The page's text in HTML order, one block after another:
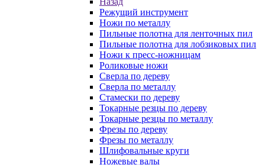
Режущий инструмент
Ножи по металлу
Пильные полотна для ленточных пил
Пильные полотна для лобзиковых пил
Ножи к пресс-ножницам
Роликовые ножи
Сверла по дереву
Сверла по металлу
Стамески по дереву
Токарные резцы по дереву
Токарные резцы по металлу
Фрезы по дереву
Фрезы по металлу
Шлифовальные круги
Ножевые валы